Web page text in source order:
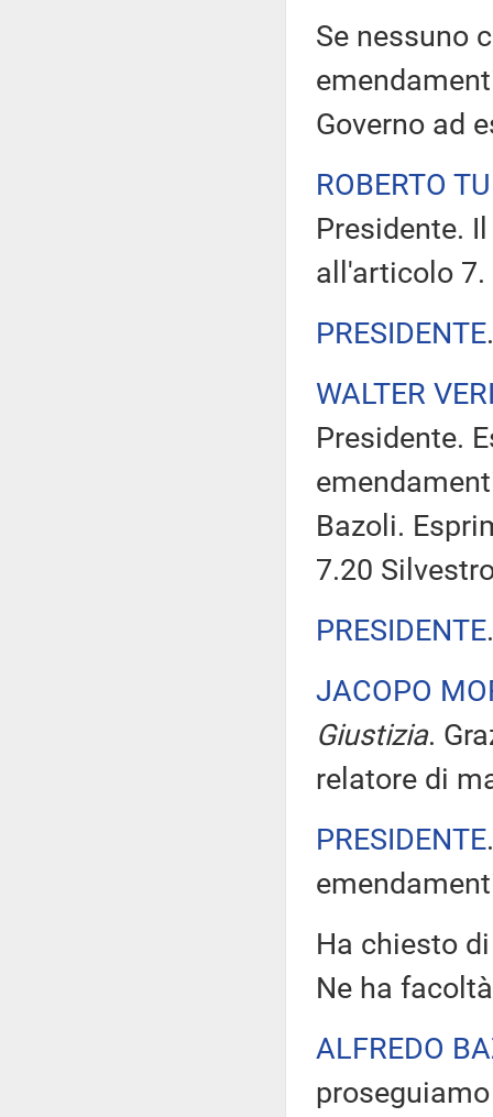
Se nessuno
Governo ad
ROBERTO
Presidente.
all'articolo 7.
PRESIDENTE
WALTER
Presidente.
Bazoli.
7.20
PRESIDENTE
JACOPO
Giustizia.
relatore di
PRESIDENTE
Ha chiesto
Ne ha
ALFREDO